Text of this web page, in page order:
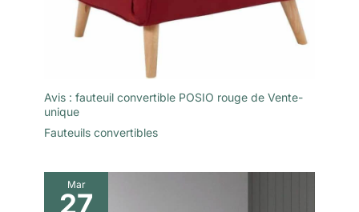
Avis : fauteuil convertible POSIO rouge de Vente-
unique
Fauteuils convertibles
Mar
27